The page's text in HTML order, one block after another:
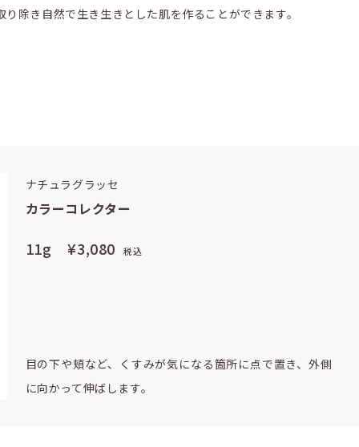
除き自然で生き生きとした肌を作ることができます。
ナチュラグラッセ
カラーコレクター
11g ¥3,080 税込
目の下や頬など、くすみが気になる箇所に点で置き、外側
に向かって伸ばします。